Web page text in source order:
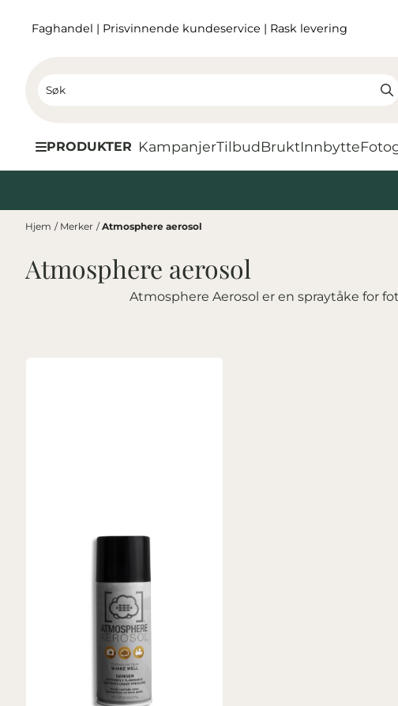
Faghandel | Prisvinnende kundeservice | Rask levering
PRODUKTER KampanjerTilbudBruktInnbytte
Hjem / Merker /Atmosphere aerosol
Atmosphere aerosol
Atmosphere Aerosol er en spraytåke for